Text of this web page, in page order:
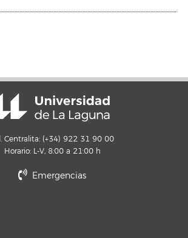
Centralita: (+34) 922 31 90 00
Horario: L-V, 8:00 a 21:00 h
Emergencias